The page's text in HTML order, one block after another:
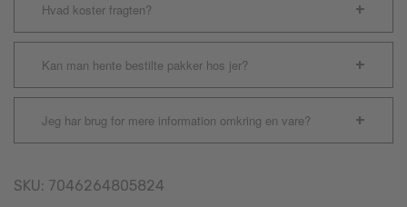
Hvad koster fragten?
Kan man hente bestilte pakker hos jer?
Jeg har brug for mere information omkring en vare?
SKU: 7046264805824